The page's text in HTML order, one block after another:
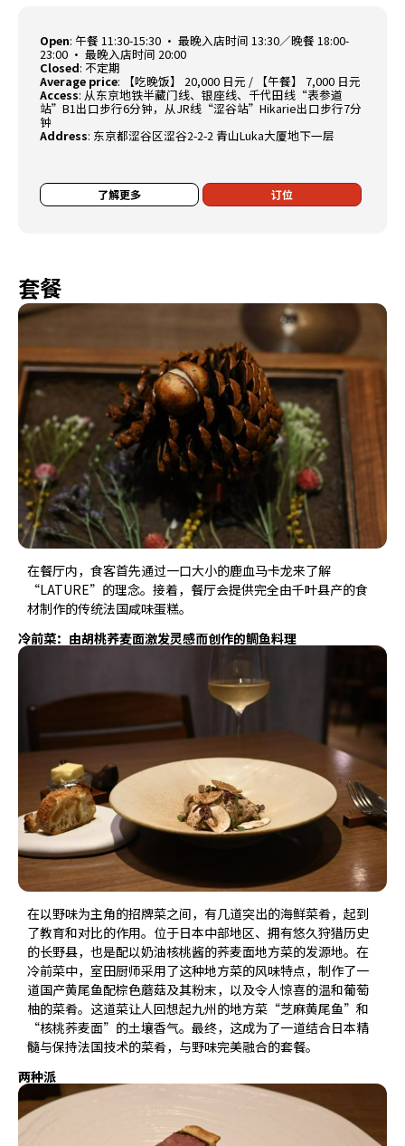
Open:午餐 11:30-15:30 · 最晚入店时间 13:30／晚餐 18:00-
23:00 · 最晚入店时间 20:00
Closed:不定期
Average price: 【吃晚饭】 20,000 日元 / 【午餐】 7,000 日元
Access: 从东京地铁半藏门线、银座线、千代田线“表参道
站”B1出口步行6分钟，从JR线“涩谷站”Hikarie出口步行7分
钟
Address: 东京都涩谷区涩谷2-2-2 青山Luka大厦地下一层
了解更多 订位
套餐
在餐厅内，食客首先通过一口大小的鹿血马卡龙来了解
“LATURE”的理念。接着，餐厅会提供完全由千叶县产的食
材制作的传统法国咸味蛋糕。
冷前菜：由胡桃荞麦面激发灵感而创作的鲷鱼料理
在以野味为主角的招牌菜之间，有几道突出的海鲜菜肴，起到
了教育和对比的作用。位于日本中部地区、拥有悠久狩猎历史
的长野县，也是配以奶油核桃酱的荞麦面地方菜的发源地。在
冷前菜中，室田厨师采用了这种地方菜的风味特点，制作了一
道国产黄尾鱼配棕色蘑菇及其粉末，以及令人惊喜的温和葡萄
柚的菜肴。这道菜让人回想起九州的地方菜“芝麻黄尾鱼”和
“核桃荞麦面”的土壤香气。最终，这成为了一道结合日本精
髓与保持法国技术的菜肴，与野味完美融合的套餐。
两种派